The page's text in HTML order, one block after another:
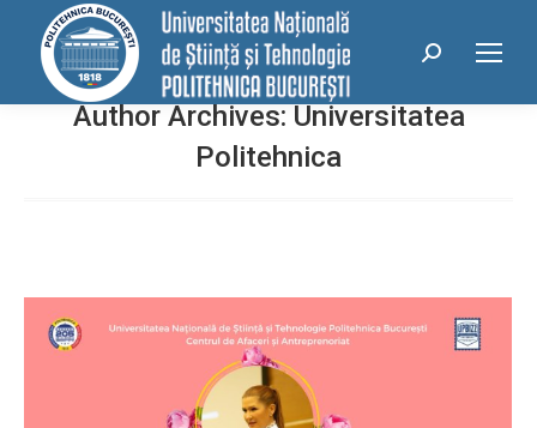
conținut
Search:
Author Archives: Universitatea
Politehnica